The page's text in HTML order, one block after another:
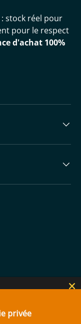
: stock réel pour
pour le respect
d'achat 100%
privée